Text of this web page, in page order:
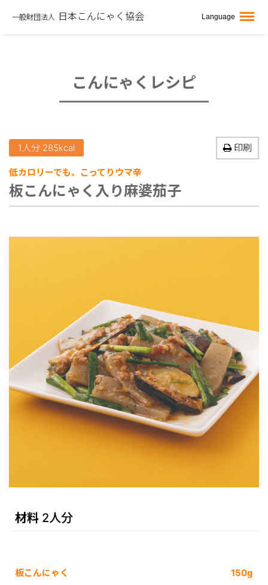
一般財団法人 日本こんにゃく協会
こんにゃくレシピ
低カロリーでも、こってりウマ辛
板こんにゃく入り麻婆茄子
1人分 285kcal 印刷
材料 2人分
板こんにゃく 150g
Language